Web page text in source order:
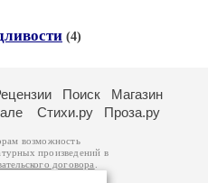
(4)
Поиск
Магазин
Стихи.ру Проза.ру
возможность
произведений в
договора
принадлежат авторам